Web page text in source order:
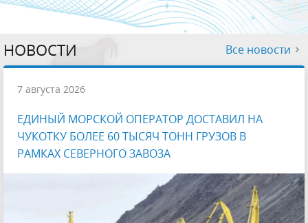
НОВОСТИ Все новости
7 августа 2026
ЕДИНЫЙ МОРСКОЙ ОПЕРАТОР ДОСТАВИЛ НА
ЧУКОТКУ БОЛЕЕ 60 ТЫСЯЧ ТОНН ГРУЗОВ В
РАМКАХ СЕВЕРНОГО ЗАВОЗА